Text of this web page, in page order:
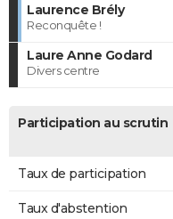
Laurence Brély
Reconquête !
Laure Anne Godard
Divers centre
Participation au scrutin
Taux de participation
Taux d'abstention